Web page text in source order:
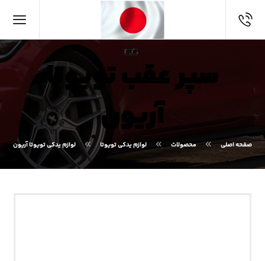
سپر عقب تویوتا
آریون
صفحه اصلی محصولات لوازم یدکی تویوتا لوازم یدکی تویوتا آریون